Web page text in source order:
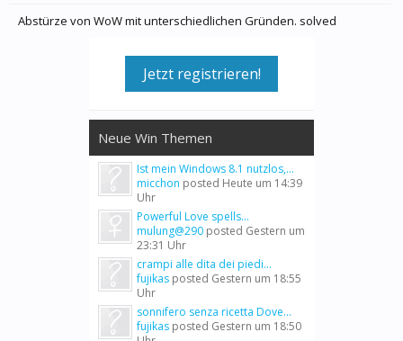
Abstürze von WoW mit unterschiedlichen Gründen. solved
Jetzt registrieren!
Neue Win Themen
Ist mein Windows 8.1 nutzlos,...
micchon posted Heute um 14:39
Uhr
Powerful Love spells...
mulung@290 posted Gestern um
23:31 Uhr
crampi alle dita dei piedi...
fujikas posted Gestern um 18:55
Uhr
sonnifero senza ricetta Dove...
fujikas posted Gestern um 18:50